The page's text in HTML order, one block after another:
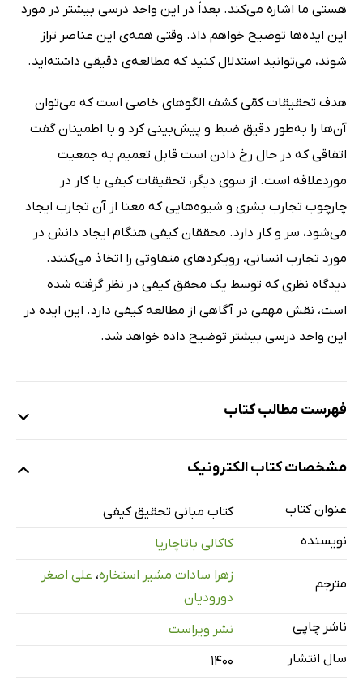
هستی ما اشاره می‌کند. بعداً در این واحد درسی بیشتر در مورد
این ایده‌ها توضیح خواهم داد. وقتی همه‌ی این عناصر تراز
شوند، می‌توانید استدلال کنید که مطالعه‌ی دقیقی داشته‌اید.
هدف تحقیقات کمّی کشف الگوهای خاصی است که می‌توان
آن‌ها را به‌طور دقیق ضبط و پیش‌بینی کرد و با اطمینان گفت
اتفاقی که در حال رخ دادن است قابل تعمیم به جمعیت
موردعلاقه است. از سوی دیگر، تحقیقات کیفی با کار در
چارچوب تجارب بشری و شیوه‌هایی که معنا از آن تجارب ایجاد
می‌شود، سر و کار دارد. محققان کیفی هنگام ایجاد دانش در
مورد تجارب انسانی، رویکردهای متفاوتی را اتخاذ می‌کنند.
دیدگاه نظری که توسط یک محقق کیفی در نظر گرفته شده
است، نقش مهمی در آگاهی از مطالعه کیفی دارد. این ایده در
این واحد درسی بیشتر توضیح داده خواهد شد.
فهرست مطالب کتاب
واحد 2: انواع تحقیقات کیفی
واحد 5: رویکردهای روش‌شناختی به تحقیق کیفی
واحد 7: تحلیل داده‌ها، تفسیر و بازنمایی
واحد 8: جمع‌بندی
مشخصات کتاب الکترونیک
عنوان کتاب
کتاب مبانی تحقیق کیفی
نویسنده
کاکالی باتاچاریا
مترجم
زهرا سادات مشیر استخاره، علی اصغر
دورودیان
ناشر چاپی
نشر ویراست
سال انتشار
۱۴۰۰